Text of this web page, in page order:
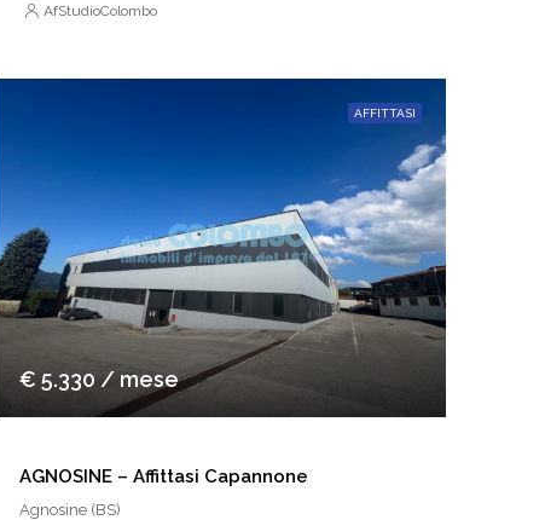
AfStudioColombo
AFFITTASI
€ 5.330 / mese
AGNOSINE – Affittasi Capannone
Agnosine (BS)